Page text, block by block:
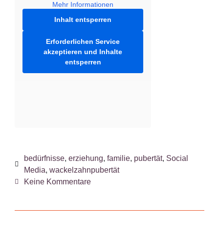
Mehr Informationen
Inhalt entsperren
Erforderlichen Service
akzeptieren und Inhalte
entsperren
bedürfnisse, erziehung, familie, pubertät, Social
Media, wackelzahnpubertät
Keine Kommentare